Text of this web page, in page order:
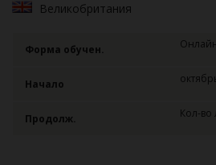
Великобритания
Форма обучен.
Начало
Продолж. Кол-во